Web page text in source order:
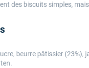
des biscuits simples,
beurre pâtissier (23%),